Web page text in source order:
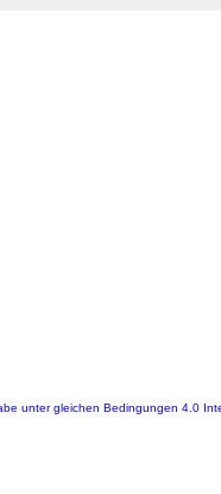
unter gleichen Bedingungen 4.0